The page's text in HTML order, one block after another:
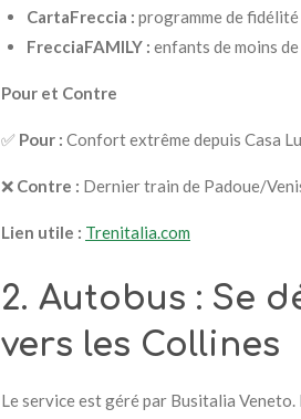
CartaFreccia : programme de
FrecciaFAMILY : enfants de moins
Pour et Contre
✅ Pour : Confort extrême depuis Casa
❌ Contre : Dernier train de Padoue/
Lien utile : Trenitalia.com
2. Autobus : Se
vers les Collines
Le service est géré par Busitalia